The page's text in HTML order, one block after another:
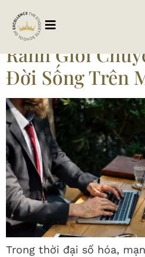
Tag:
Ranh Giới
Đời Sống Trên
Trong thời đại số hóa,